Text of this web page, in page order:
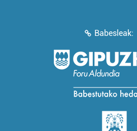
Babesleak: